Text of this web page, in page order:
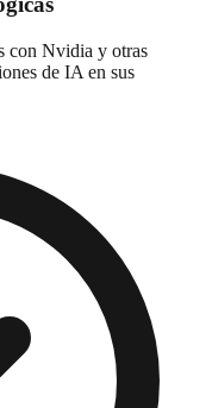
con Nvidia y otras
de IA en sus